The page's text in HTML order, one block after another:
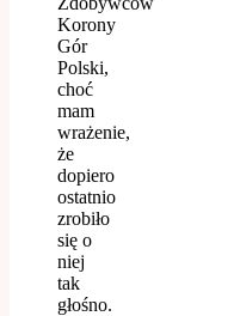
Korony
Gór
Polski,
choć
mam
wrażenie,
że
dopiero
ostatnio
zrobiło
się o
niej
tak
głośno.